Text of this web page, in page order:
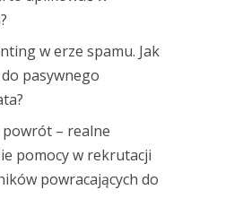
w erze spamu. Jak
pasywnego
powrót – realne
pomocy w rekrutacji
powracających do